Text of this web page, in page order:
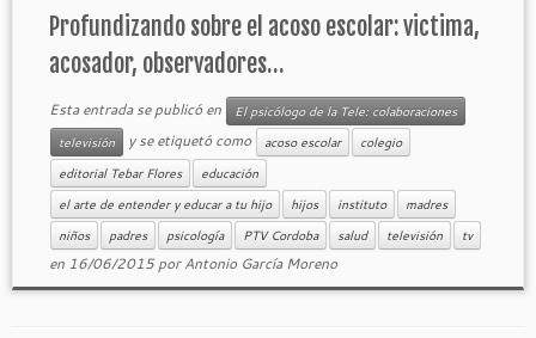
Profundizando sobre el acoso escolar: victima,
acosador, observadores…
Esta entrada se publicó en
El psicólogo de la Tele: colaboraciones
televisión
y se etiquetó como acoso escolar
colegio
editorial Tebar Flores
educación
el arte de entender y educar a tu hijo
hijos instituto
madres
niños
padres psicología PTV Cordoba salud televisión tv
en 16/06/2015 porAntonio García Moreno